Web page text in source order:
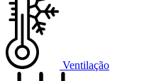
Ventilação